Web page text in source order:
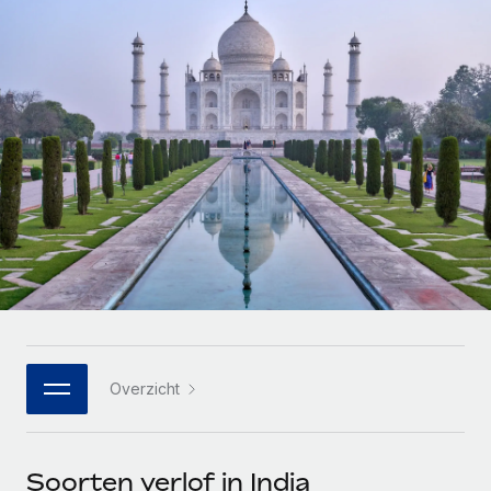
Zzp'ers internationaal onboarden en beheren
Ingewikkelde HR-taken eenvoudig uitbesteden
INFRASTRUCTUUR
Remote Embedded
HR naadloos in workflows integreren
Platform
Ingebouwde essentiële HR-functies voor je team
Integraties
Flexibele global HR en payroll solutions voor groeiende
bedrijven
Mid-market
Teams uitbreiden met HR solutions op maat
Enterprise
Global HR voor grote bedrijven
WERK MET ONS SAMEN
Strategische technologiepartners
Een partner worden
Betalingscalculator voor zzp'ers
Ontdek valuta-opties en betaalsnelheden voor
internationale zzp'ers
LEREN MET REMOTE
Onderzoek en gidsen
Casestudy's
HR-woordenlijst
Checklists en templates
Webinars
Français
Deutsch
Español
Italiano
Português (Portugal)
日本語
한국어
Inloggen
Overzicht
Soorten verlof in India